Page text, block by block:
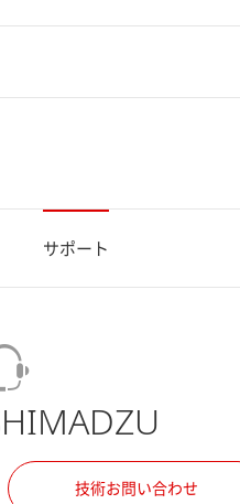
サポート
技術お問い合わせ